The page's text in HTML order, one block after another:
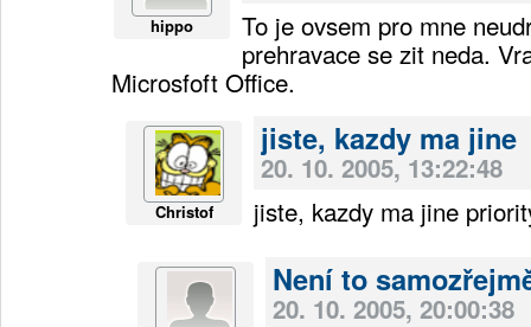
hippo
To je ovsem pro mne
prehravace se zit neda.
Microsfoft Office.
Christof
jiste, kazdy ma jine
20. 10. 2005, 13:22:48
jiste, kazdy ma jine
Není to
20. 10. 2005, 20:00:38